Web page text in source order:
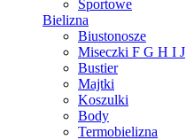
Sportowe
Bielizna
Biustonosze
Miseczki F G H I J
Bustier
Majtki
Koszulki
Body
Termobielizna